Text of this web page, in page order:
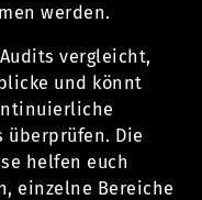
werden.
vergleicht,
und könnt
überprüfen. Die
helfen euch
einzelne Bereiche